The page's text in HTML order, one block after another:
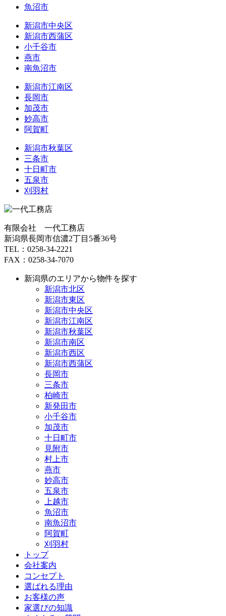
魚沼市
新潟市中央区
新潟市西蒲区
小千谷市
燕市
南魚沼市
新潟市江南区
長岡市
加茂市
妙高市
阿賀町
新潟市秋葉区
三条市
十日町市
五泉市
刈羽村
有限会社 一代工務店
新潟県長岡市信濃2丁目5番36号
TEL：0258-34-2221
FAX：0258-34-7070
新潟県のエリアから物件を探す
新潟市北区
新潟市東区
新潟市中央区
新潟市江南区
新潟市秋葉区
新潟市南区
新潟市西区
新潟市西蒲区
長岡市
三条市
柏崎市
新発田市
小千谷市
加茂市
十日町市
見附市
村上市
燕市
妙高市
五泉市
上越市
魚沼市
南魚沼市
阿賀町
刈羽村
トップ
会社案内
コンセプト
選ばれる理由
お客様の声
家選びの知識